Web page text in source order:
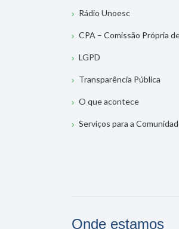
Rádio Unoesc
CPA – Comissão Própria
LGPD
Transparência Pública
O que acontece
Serviços para a
Onde estamos